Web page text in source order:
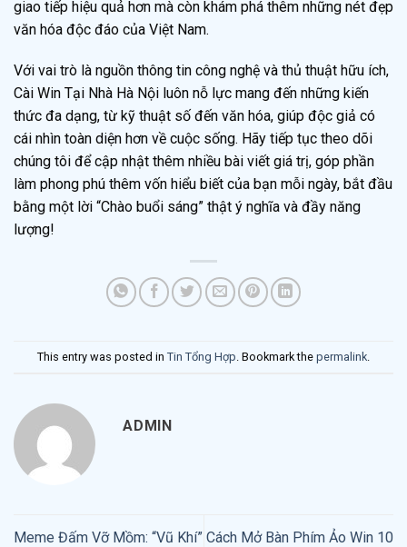
giao tiếp hiệu quả hơn mà còn khám phá thêm những nét đẹp
văn hóa độc đáo của Việt Nam.
Với vai trò là nguồn thông tin công nghệ và thủ thuật hữu ích,
Cài Win Tại Nhà Hà Nội luôn nỗ lực mang đến những kiến
thức đa dạng, từ kỹ thuật số đến văn hóa, giúp độc giả có
cái nhìn toàn diện hơn về cuộc sống. Hãy tiếp tục theo dõi
chúng tôi để cập nhật thêm nhiều bài viết giá trị, góp phần
làm phong phú thêm vốn hiểu biết của bạn mỗi ngày, bắt đầu
bằng một lời “Chào buổi sáng” thật ý nghĩa và đầy năng
lượng!
This entry was posted in Tin Tổng Hợp . Bookmark the permalink
ADMIN
Meme Đấm Vỡ Mồm: “Vũ Khí” Cách Mở Bàn Phím Ảo Win 10